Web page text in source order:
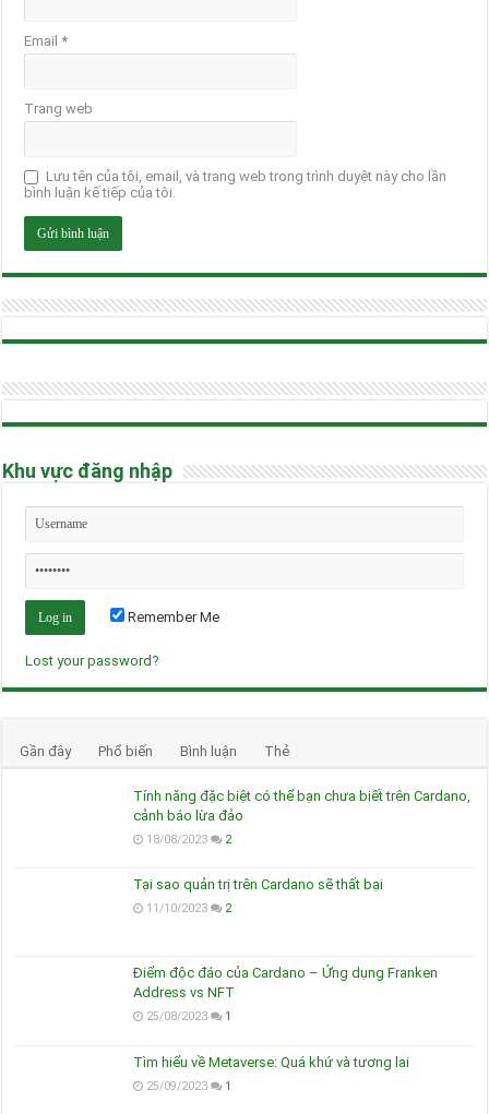
Email*
Trang web
Lưu tên của tôi, email, và trang web trong trình duyệt này cho lần
bình luận kế tiếp của tôi.
Khu vực đăng nhập
Remember Me
Lost your password?
Gần đây Phổ biến Bình luận Thẻ
Tính năng đặc biệt có thể bạn chưa biết trên Cardano,
cảnh báo lừa đảo
18/08/2023 2
Tại sao quản trị trên Cardano sẽ thất bại
11/10/2023 2
Điểm độc đáo của Cardano – Ứng dụng Franken
Address vs NFT
25/08/2023 1
Tìm hiểu về Metaverse: Quá khứ và tương lai
25/09/2023 1